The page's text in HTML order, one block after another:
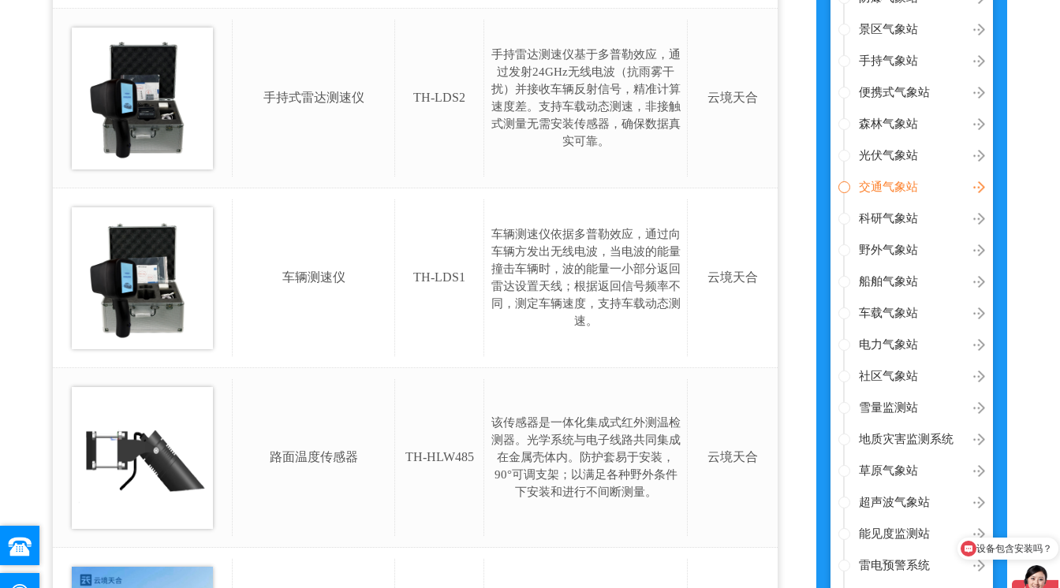
景区气象站
手持气象站
便携式气象站
森林气象站
光伏气象站
交通气象站
科研气象站
野外气象站
船舶气象站
车载气象站
电力气象站
社区气象站
雪量监测站
地质灾害监测系统
草原气象站
超声波气象站
能见度监测站
雷电预警系统
手持式雷达测速仪 TH-LDS2
手持雷达测速仪基于多普勒效应，通
过发射24GHz无线电波（抗雨雾干
扰）并接收车辆反射信号，精准计算
速度差。支持车载动态测速，非接触
式测量无需安装传感器，确保数据真
实可靠。
云境天合
车辆测速仪 TH-LDS1
车辆测速仪依据多普勒效应，通过向
车辆方发出无线电波，当电波的能量
撞击车辆时，波的能量一小部分返回
雷达设置天线；根据返回信号频率不
同，测定车辆速度，支持车载动态测
速。
云境天合
路面温度传感器 TH-HLW485
该传感器是一体化集成式红外测温检
测器。光学系统与电子线路共同集成
在金属壳体内。防护套易于安装，
90°可调支架；以满足各种野外条件
下安装和进行不间断测量。
云境天合
设备包含安装吗？